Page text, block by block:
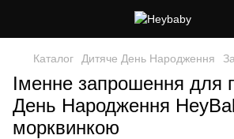
Каталог Дитяче День Народження
Іменне запрошення для
День Народження
морквинкою